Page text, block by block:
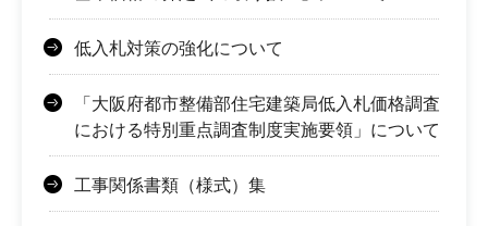
低入札対策の強化について
「大阪府都市整備部住宅建築局低入札価格調査
における特別重点調査制度実施要領」について
工事関係書類（様式）集